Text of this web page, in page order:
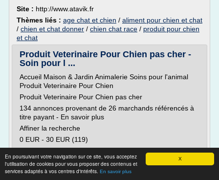
X
En poursuivant votre navigation sur ce site, vous acceptez
l'utilisation de cookies pour vous proposer des contenus et
services adaptés à vos centres d'intérêts. En savoir plus
Site : http://www.atavik.fr
Thèmes liés : age chat et chien / aliment pour chien et chat
/ chien et chat donner / chien chat race / produit pour chien
et chat
Produit Veterinaire Pour Chien pas cher -
Soin pour l ...
Accueil Maison & Jardin Animalerie Soins pour l'animal
Produit Veterinaire Pour Chien
Produit Veterinaire Pour Chien pas cher
134 annonces provenant de 26 marchands référencés à
titre payant - En savoir plus
Affiner la recherche
0 EUR - 30 EUR (119)
210 EUR - 320 EUR (2)
320 EUR et plus (5)